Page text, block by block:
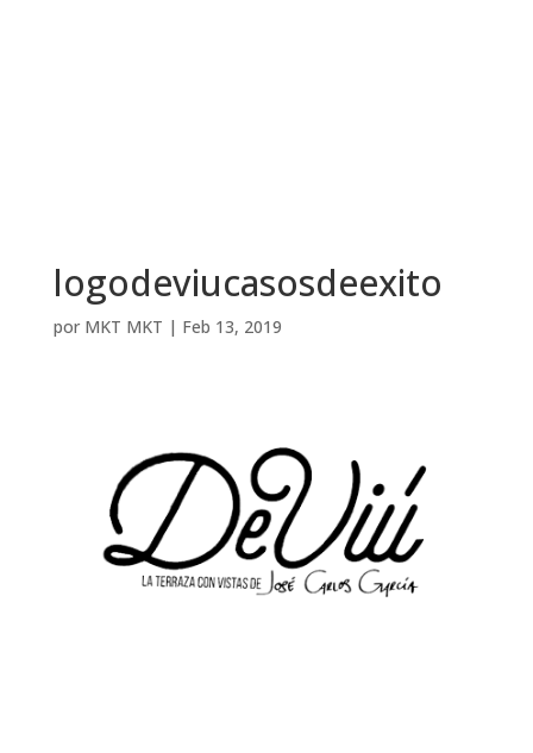
logodeviucasosdeexito
por MKT MKT | Feb 13, 2019